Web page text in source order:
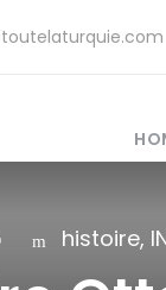
histoire,